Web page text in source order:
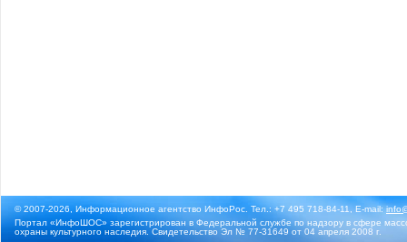
© 2007-2026, Информационное агентство ИнфоРос. Тел.: +7 495 718-84-11, E-mail:
Портал «ИнфоШОС» зарегистрирован в Федеральной службе по надзору в сфере
охраны культурного наследия. Свидетельство Эл № 77-31649 от 04 апреля 2008 г.